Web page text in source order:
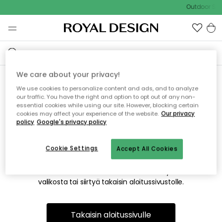
Outdoor
Emme valitettavasti löydä
etsimääsi sivua
Tämä voi johtua siitä, että sivua ei enää ole tai siitä, että se
on siirretty muualle. Pahoittelemme tästä mahdollisesti
valikosta tai siirtyä takaisin aloitussivustolle.
Takaisin aloitussivulle
We care about your privacy!
We use cookies to personalize content and ads, and to analyze
our traffic. You have the right and option to opt out of any non-
essential cookies while using our site. However, blocking certain
cookies may affect your experience of the website. Our privacy
policy Google's privacy policy
Accept All Cookies
Cookie Settings